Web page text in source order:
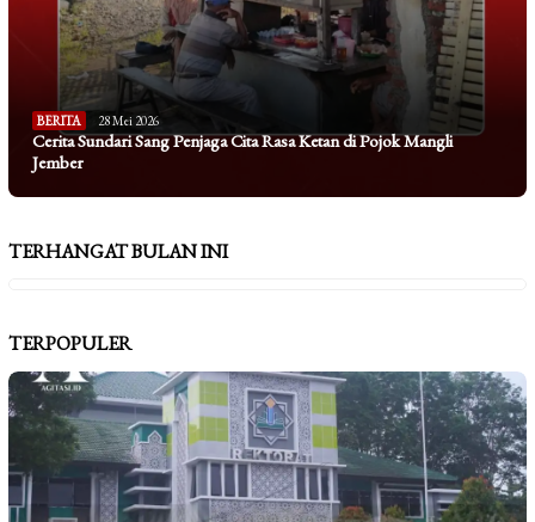
BERITA 28 Mei 2026
Cerita Sundari Sang Penjaga Cita Rasa Ketan di Pojok Mangli
Jember
TERHANGAT BULAN INI
TERPOPULER